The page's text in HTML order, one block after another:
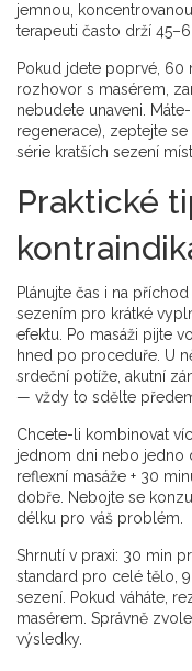
jemnou,
terapeuti často drží
Pokud jdete poprvé,
rozhovor s masérem,
nebudete unaveni.
regenerace), zeptejte
série kratších sezení
Praktické
Plánujte čas i na
sezením pro krátké
efektu. Po masáži pijte
hned po proceduře. U
srdeční potíže, akutní
— vždy to sdělte
Chcete-li kombinovat
jednom dni nebo jedno
reflexní masáže + 30
dobře. Nebojte se
délku pro váš problém.
Shrnutí v praxi: 30 min
standard pro celé tělo,
sezení. Pokud váháte,
masérem. Správně
výsledky.